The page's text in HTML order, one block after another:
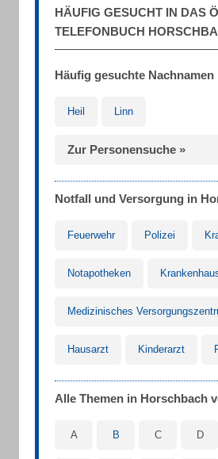
HÄUFIG GESUCHT IN DAS
TELEFONBUCH
Häufig gesuchte
Heil Linn
Zur Personensuche »
Notfall und Versorgung in
Feuerwehr Polizei
Notapotheken
Medizinisches
Hausarzt Kinderarzt
Alle Themen in Horschbach
A B C D